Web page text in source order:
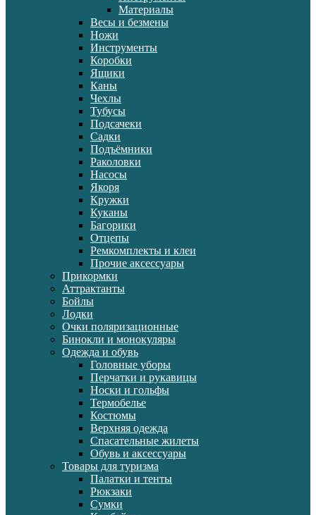
Материалы
Весы и безмены
Ножи
Инструменты
Коробки
Ящики
Каны
Чехлы
Тубусы
Подсачеки
Садки
Подъёмники
Раколовки
Насосы
Якоря
Кружки
Куканы
Багорики
Отцепы
Ремкомплекты и клеи
Прочие аксессуары
Прикормки
Аттрактанты
Бойлы
Лодки
Очки поляризационные
Бинокли и монокуляры
Одежда и обувь
Головные уборы
Перчатки и рукавицы
Носки и гольфы
Термобелье
Костюмы
Верхняя одежда
Спасательные жилеты
Обувь и аксессуары
Товары для туризма
Палатки и тенты
Рюкзаки
Сумки